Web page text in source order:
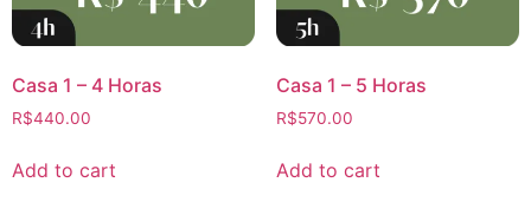
Casa 1 – 4 Horas
R$440.00
Add to cart
Casa 1 – 5 Horas
R$570.00
Add to cart